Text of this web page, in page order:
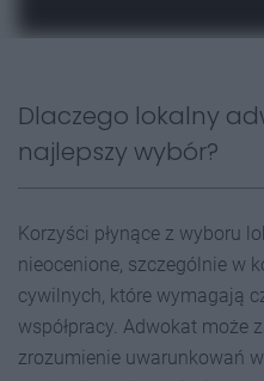
Dlaczego lokalny
najlepszy wybór?
Korzyści płynące z wyboru
nieocenione, szczególnie w
cywilnych, które wymagają
współpracy. Adwokat może
zrozumienie uwarunkowań